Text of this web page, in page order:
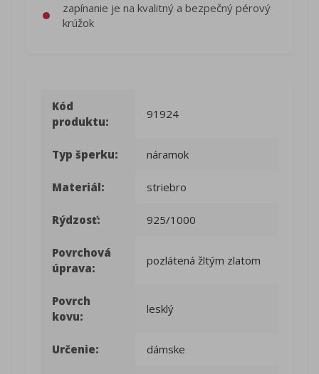
zapínanie je na kvalitný a bezpečný pérový
krúžok
Kód
produktu:
91924
Typ šperku: náramok
Materiál: striebro
Rýdzosť: 925/1000
Povrchová
úprava:
pozlátená žltým zlatom
Povrch
kovu:
lesklý
Určenie: dámske